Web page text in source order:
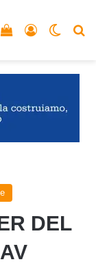
Accedi
Vedi il carrello
DEL